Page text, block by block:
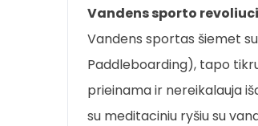
Vandens sporto
Vandens sportas šiemet
Paddleboarding), tapo
prieinama ir nereikalauja
su meditaciniu ryšiu su